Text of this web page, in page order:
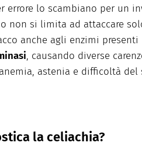
errore lo scambiano per un
non si limita ad attaccare
anche agli enzimi
, causando diverse
astenia e difficoltà del
la celiachia?